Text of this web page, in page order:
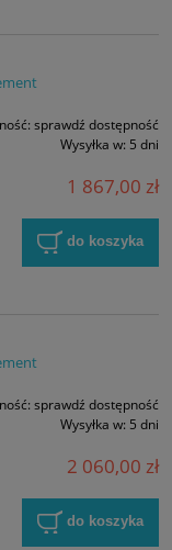
sprawdź dostępność
Wysyłka w: 5 dni
1 867,00 zł
do koszyka
sprawdź dostępność
Wysyłka w: 5 dni
2 060,00 zł
do koszyka